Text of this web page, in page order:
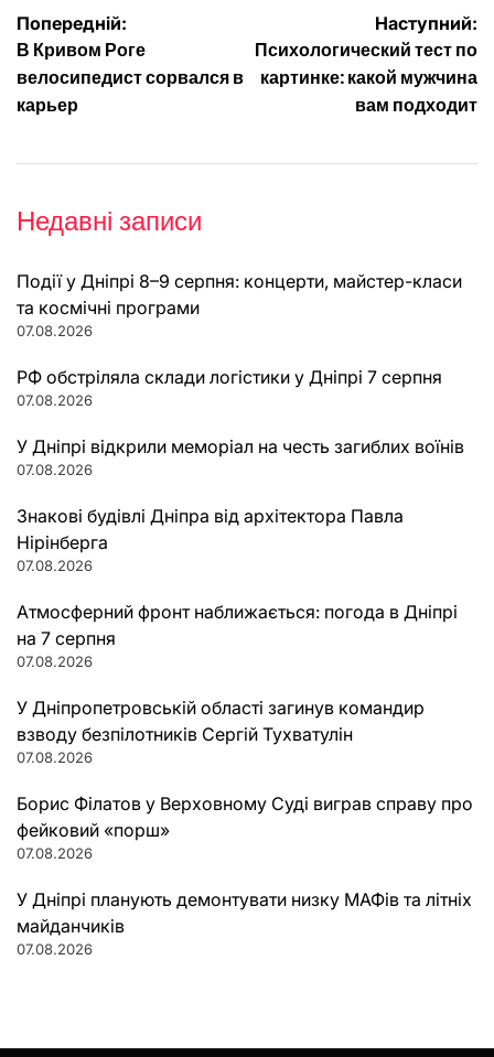
Навігація
записів
Попередній:
В Кривом Роге
велосипедист сорвался в
карьер
Наступний:
Психологический тест по
картинке: какой мужчина
вам подходит
Недавні записи
Події у Дніпрі 8–9 серпня: концерти, майстер-класи
та космічні програми
07.08.2026
РФ обстріляла склади логістики у Дніпрі 7 серпня
07.08.2026
У Дніпрі відкрили меморіал на честь загиблих воїнів
07.08.2026
Знакові будівлі Дніпра від архітектора Павла
Нірінберга
07.08.2026
Атмосферний фронт наближається: погода в Дніпрі
на 7 серпня
07.08.2026
У Дніпропетровській області загинув командир
взводу безпілотників Сергій Тухватулін
07.08.2026
Борис Філатов у Верховному Суді виграв справу про
фейковий «порш»
07.08.2026
У Дніпрі планують демонтувати низку МАФів та літніх
майданчиків
07.08.2026